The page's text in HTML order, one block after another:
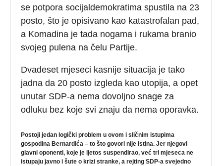
se potpora socijaldemokratima spustila na 23
posto, što je opisivano kao katastrofalan pad,
a Komadina je tada nogama i rukama branio
svojeg pulena na čelu Partije.
Dvadeset mjeseci kasnije situacija je tako
jadna da 20 posto izgleda kao utopija, a opet
unutar SDP-a nema dovoljno snage za
odluku bez koje svi znaju da nema oporavka.
Postoji jedan logički problem u ovom i sličnim istupima
gospodina Bernardića – to što govori nije istina. Jer njegovi
glavni oponenti, koje je ljetos suspendirao, već tri mjeseca ne
istupaju javno i šute o krizi stranke, a rejting SDP-a svejedno